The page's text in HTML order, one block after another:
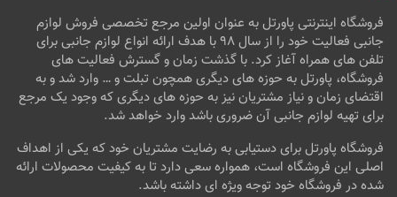
فروشگاه اینترنتی پاورتل به عنوان اولین مرجع تخصصی فروش لوازم
جانبی فعالیت خود را از سال ۹۸ با هدف ارائه انواع لوازم جانبی برای
تلفن های همراه آغاز کرد. با گذشت زمان و گسترش فعالیت های
فروشگاه، پاورتل به حوزه های دیگری همچون تبلت و … وارد شد و به
اقتضای زمان و نیاز مشتریان نیز به حوزه های دیگری که وجود یک مرجع
برای تهیه لوازم جانبی آن ضروری باشد وارد خواهد شد.
فروشگاه پاورتل برای دستیابی به رضایت مشتریان خود که یکی از اهداف
اصلی این فروشگاه است، همواره سعی دارد تا به کیفیت محصولات ارائه
شده در فروشگاه خود توجه ویژه ای داشته باشد.